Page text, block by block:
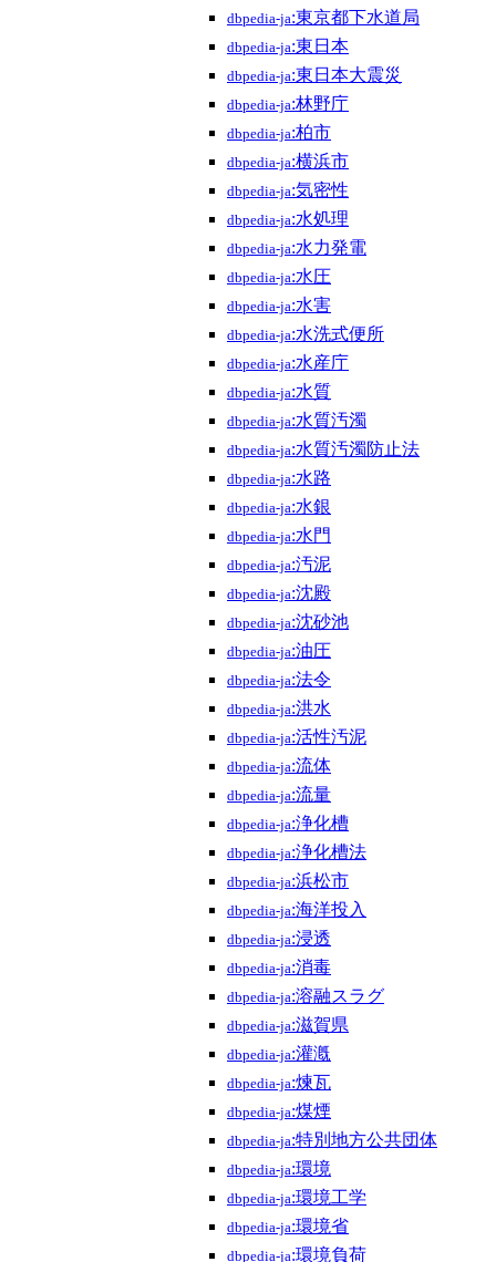
dbpedia-ja:東京都下水道局
dbpedia-ja:東日本
dbpedia-ja:東日本大震災
dbpedia-ja:林野庁
dbpedia-ja:柏市
dbpedia-ja:横浜市
dbpedia-ja:気密性
dbpedia-ja:水処理
dbpedia-ja:水力発電
dbpedia-ja:水圧
dbpedia-ja:水害
dbpedia-ja:水洗式便所
dbpedia-ja:水産庁
dbpedia-ja:水質
dbpedia-ja:水質汚濁
dbpedia-ja:水質汚濁防止法
dbpedia-ja:水路
dbpedia-ja:水銀
dbpedia-ja:水門
dbpedia-ja:汚泥
dbpedia-ja:沈殿
dbpedia-ja:沈砂池
dbpedia-ja:油圧
dbpedia-ja:法令
dbpedia-ja:洪水
dbpedia-ja:活性汚泥
dbpedia-ja:流体
dbpedia-ja:流量
dbpedia-ja:浄化槽
dbpedia-ja:浄化槽法
dbpedia-ja:浜松市
dbpedia-ja:海洋投入
dbpedia-ja:浸透
dbpedia-ja:消毒
dbpedia-ja:溶融スラグ
dbpedia-ja:滋賀県
dbpedia-ja:灌漑
dbpedia-ja:煉瓦
dbpedia-ja:煤煙
dbpedia-ja:特別地方公共団体
dbpedia-ja:環境
dbpedia-ja:環境工学
dbpedia-ja:環境省
dbpedia-ja:環境負荷